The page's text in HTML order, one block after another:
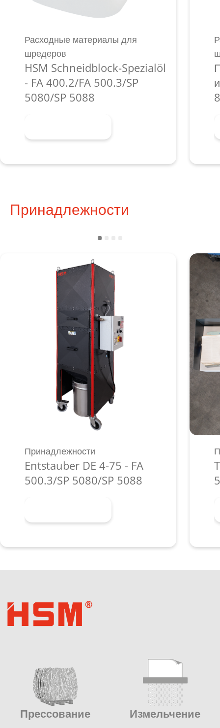
Расходные материалы для
шредеров
HSM Schneidblock-Spezialöl
- FA 400.2/FA 500.3/SP
5080/SP 5088
Принадлежности
Принадлежности
Entstauber DE 4-75 - FA
500.3/SP 5080/SP 5088
Прессование Измельчение